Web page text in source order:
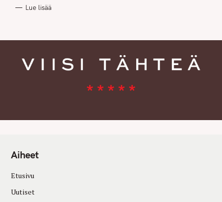
I
Lue lisää
Aiheet
Etusivu
Uutiset